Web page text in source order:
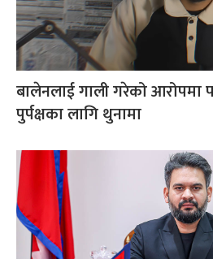
बालेनलाई गाली गरेको आरोपमा
पुर्पक्षका लागि थुनामा